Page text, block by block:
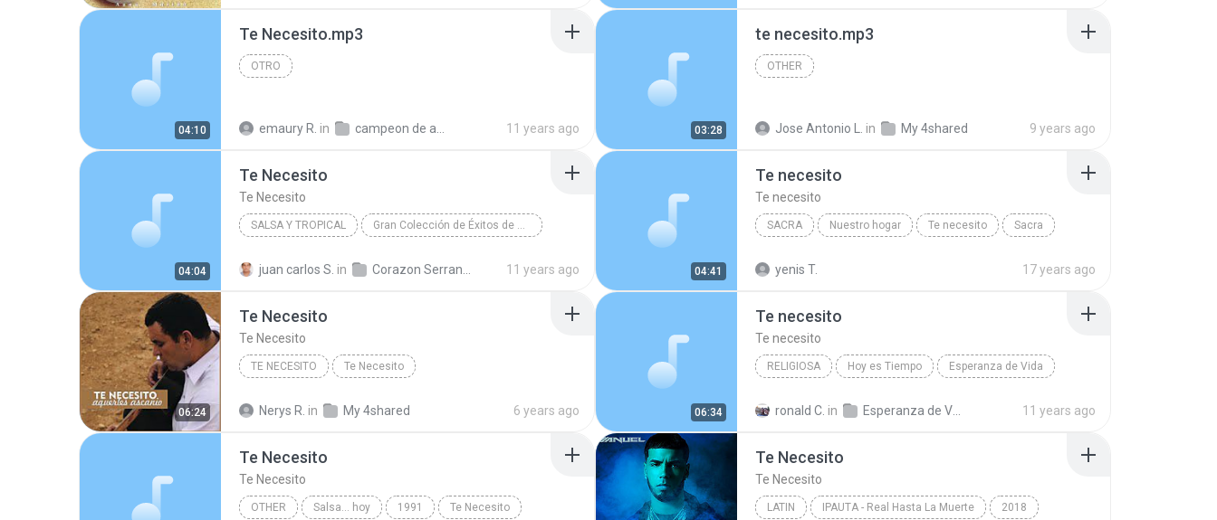
04:10
Te Necesito.mp3
OTRO
emaury R. in 11 years ago 03:28
te necesito.mp3
OTHER
Jose Antonio L. in My 4shared 9 years ago
04:04
Te Necesito
Te Necesito
SALSA Y TROPICAL Gran Colección de Éxitos de Corazón Serrano
juan carlos S. in 11 years ago 04:41
Te necesito
Te necesito
SACRA Nuestro hogar Te necesito Sacra
yenis T. 17 years ago
06:24
Te Necesito
Te Necesito
TE NECESITO Te Necesito
Nerys R. in My 4shared 6 years ago 06:34
Te necesito
Te necesito
RELIGIOSA Hoy es Tiempo Esperanza de Vida
ronald C. in 11 years ago
Te Necesito
Te Necesito
OTHER Salsa... hoy 1991 Te Necesito
Te Necesito
Te Necesito
LATIN IPAUTA - Real Hasta La Muerte 2018